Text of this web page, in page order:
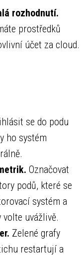
rozhodnutí.
prostředků
účet za cloud.
se do podu
ho systém
Označovat
podů, které se
systém a
uvážlivě.
Zelené grafy
restartují a